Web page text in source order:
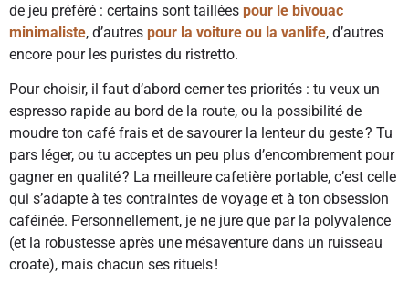
de jeu préféré : certains sont taillées pour le bivouac
minimaliste, d’autres pour la voiture ou la vanlife, d’autres
encore pour les puristes du ristretto.
Pour choisir, il faut d’abord cerner tes priorités : tu veux un
espresso rapide au bord de la route, ou la possibilité de
moudre ton café frais et de savourer la lenteur du geste ? Tu
pars léger, ou tu acceptes un peu plus d’encombrement pour
gagner en qualité ? La meilleure cafetière portable, c’est celle
qui s’adapte à tes contraintes de voyage et à ton obsession
caféinée. Personnellement, je ne jure que par la polyvalence
(et la robustesse après une mésaventure dans un ruisseau
croate), mais chacun ses rituels !